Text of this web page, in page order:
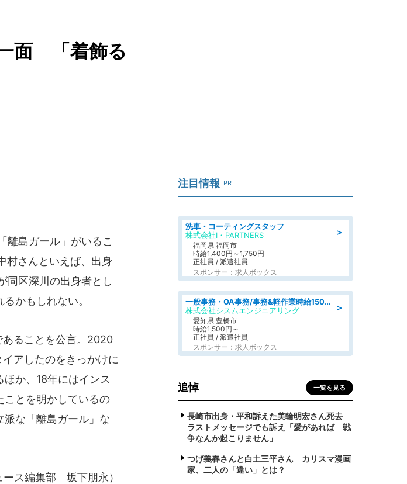
面 「着飾る
離島ガール」がいるこ
村さんといえば、出身
同区深川の出身者とし
かもしれない。
ることを公言。2020
アしたのをきっかけに
か、18年にはインス
ことを明かしているの
な「離島ガール」な
ース編集部 坂下朋永）
注目情報 PR
＞
洗車・コーティングスタッフ
株式会社I・PARTNERS
福岡県 福岡市
時給1,400円～1,750円
正社員 / 派遣社員
スポンサー：求人ボックス
＞
一般事務・OA事務/事務&軽作業時給1500円土日祝休み各種社保完備
株式会社シスムエンジニアリング
愛知県 豊橋市
時給1,500円～
正社員 / 派遣社員
スポンサー：求人ボックス
追悼 一覧を見る
長崎市出身・平和訴えた美輪明宏さん死去
ラストメッセージでも訴え「愛があれば 戦
争なんか起こりません」
つげ義春さんと白土三平さん カリスマ漫画
家、二人の「違い」とは？